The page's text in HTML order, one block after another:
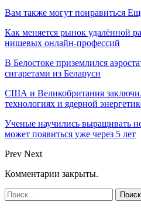
Вам также могут понравиться
Как меняется рынок удалённой
нишевых онлайн-профессий
В Белостоке приземлился
сигаретами из Беларуси
США и Великобритания
технологиях и ядерной
Ученые научились выращивать
может появиться уже через 5 лет
Prev Next
Комментарии закрыты.